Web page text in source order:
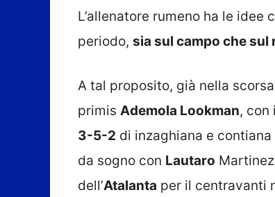
L’allenatore rumeno ha le
periodo, sia sul campo che sul
A tal proposito, già nella
primis Ademola Lookman, con
3-5-2 di inzaghiana e
da sogno con Lautaro
dell’Atalanta per il centravanti